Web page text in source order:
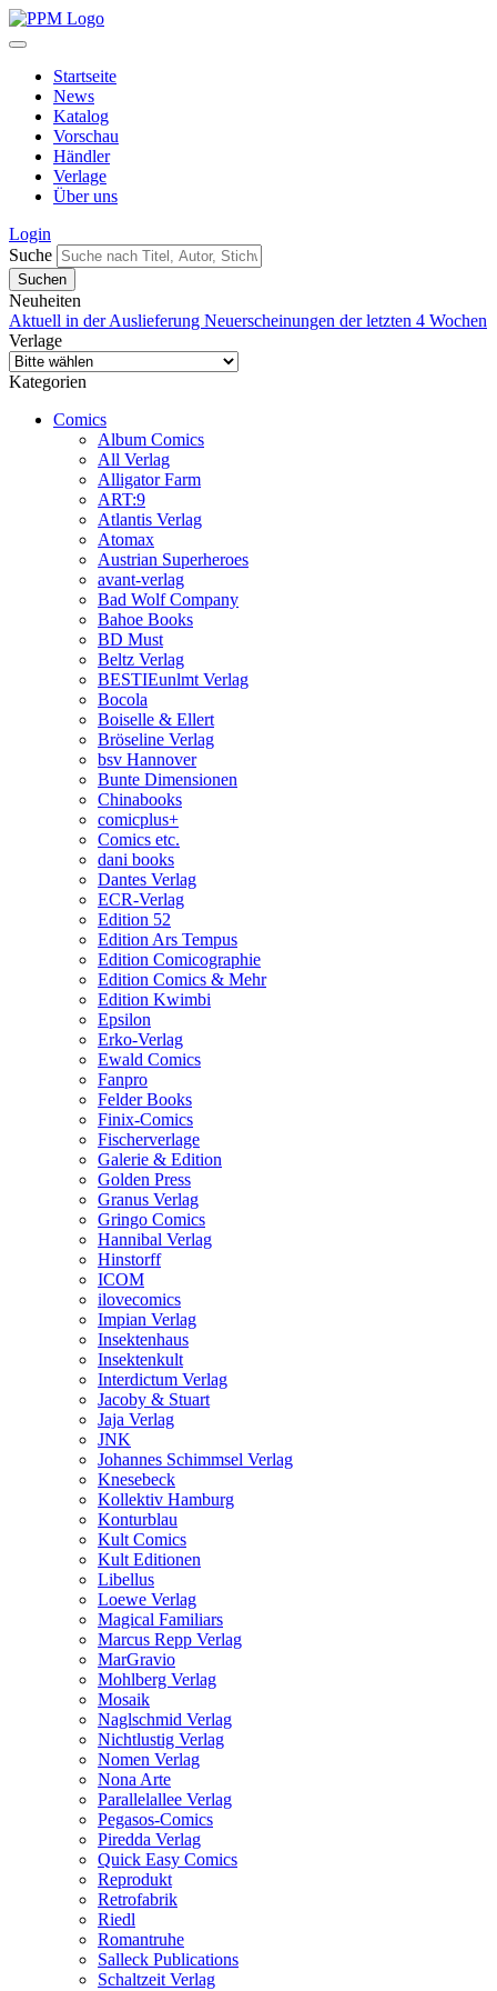
Startseite
News
Katalog
Vorschau
Händler
Verlage
Über uns
Login
Suche
Neuheiten
Aktuell in der Auslieferung Neuerscheinungen der letzten 4 Wochen
Verlage
Kategorien
Comics
Album Comics
All Verlag
Alligator Farm
ART:9
Atlantis Verlag
Atomax
Austrian Superheroes
avant-verlag
Bad Wolf Company
Bahoe Books
BD Must
Beltz Verlag
BESTIEunlmt Verlag
Bocola
Boiselle & Ellert
Bröseline Verlag
bsv Hannover
Bunte Dimensionen
Chinabooks
comicplus+
Comics etc.
dani books
Dantes Verlag
ECR-Verlag
Edition 52
Edition Ars Tempus
Edition Comicographie
Edition Comics & Mehr
Edition Kwimbi
Epsilon
Erko-Verlag
Ewald Comics
Fanpro
Felder Books
Finix-Comics
Fischerverlage
Galerie & Edition
Golden Press
Granus Verlag
Gringo Comics
Hannibal Verlag
Hinstorff
ICOM
ilovecomics
Impian Verlag
Insektenhaus
Insektenkult
Interdictum Verlag
Jacoby & Stuart
Jaja Verlag
JNK
Johannes Schimmsel Verlag
Knesebeck
Kollektiv Hamburg
Konturblau
Kult Comics
Kult Editionen
Libellus
Loewe Verlag
Magical Familiars
Marcus Repp Verlag
MarGravio
Mohlberg Verlag
Mosaik
Naglschmid Verlag
Nichtlustig Verlag
Nomen Verlag
Nona Arte
Parallelallee Verlag
Pegasos-Comics
Piredda Verlag
Quick Easy Comics
Reprodukt
Retrofabrik
Riedl
Romantruhe
Salleck Publications
Schaltzeit Verlag